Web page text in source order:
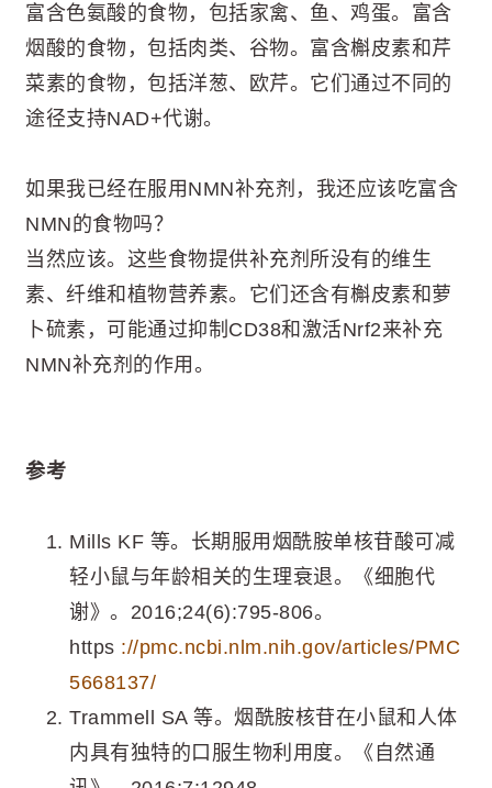
富含色氨酸的食物，包括家禽、鱼、鸡蛋。富含
烟酸的食物，包括肉类、谷物。富含槲皮素和芹
菜素的食物，包括洋葱、欧芹。它们通过不同的
途径支持NAD+代谢。
如果我已经在服用NMN补充剂，我还应该吃富含
NMN的食物吗？
当然应该。这些食物提供补充剂所没有的维生
素、纤维和植物营养素。它们还含有槲皮素和萝
卜硫素，可能通过抑制CD38和激活Nrf2来补充
NMN补充剂的作用。
参考
Mills KF 等。长期服用烟酰胺单核苷酸可减
轻小鼠与年龄相关的生理衰退。《细胞代
谢》。2016;24(6):795-806。
https ://pmc.ncbi.nlm.nih.gov/articles/PMC
5668137/
Trammell SA 等。烟酰胺核苷在小鼠和人体
内具有独特的口服生物利用度。《自然通